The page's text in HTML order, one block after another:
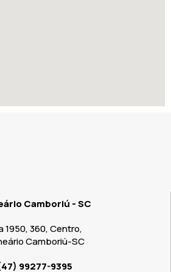
Camboriú - SC
1950, 360, Centro,
Camboriú-SC
99277-9395